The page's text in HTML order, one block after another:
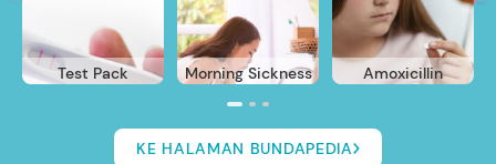
Test Pack Morning Sickness Amoxicillin
KE HALAMAN BUNDAPEDIA